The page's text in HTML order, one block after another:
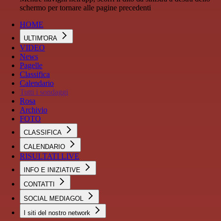
schermo per tornare alle pagine precedenti
HOME
ULTIM'ORA
VIDEO
News
Pagelle
Classifica
Calendario
Tutti i sondaggi
Rosa
Archivio
FOTO
CLASSIFICA
CALENDARIO
RISULTATI LIVE
INFO E INIZIATIVE
CONTATTI
SOCIAL MEDIAGOL
I siti del nostro network